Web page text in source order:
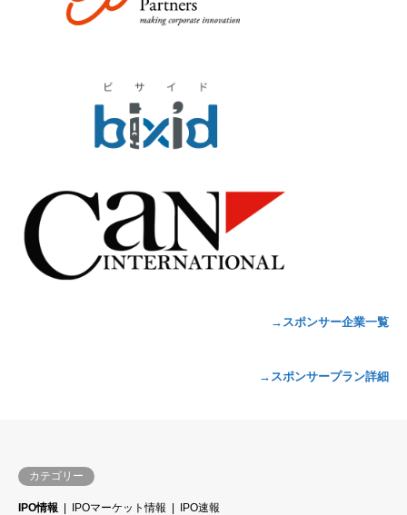
→スポンサー企業一覧
→スポンサープラン詳細
カテゴリー
IPO情報 IPOマーケット情報
IPO速報